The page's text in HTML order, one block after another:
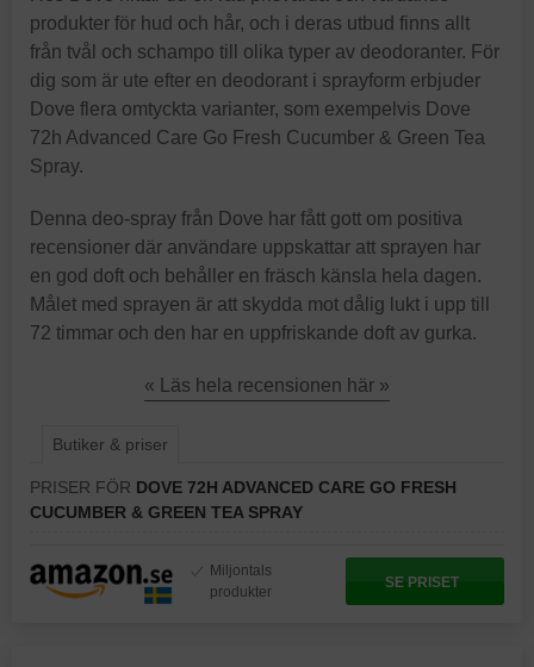
produkter för hud och hår, och i deras utbud finns allt
från tvål och schampo till olika typer av deodoranter. För
dig som är ute efter en deodorant i sprayform erbjuder
Dove flera omtyckta varianter, som exempelvis Dove
72h Advanced Care Go Fresh Cucumber & Green Tea
Spray.
Denna deo-spray från Dove har fått gott om positiva
recensioner där användare uppskattar att sprayen har
en god doft och behåller en fräsch känsla hela dagen.
Målet med sprayen är att skydda mot dålig lukt i upp till
72 timmar och den har en uppfriskande doft av gurka.
« Läs hela recensionen här »
Butiker & priser
PRISER FÖR DOVE 72H ADVANCED CARE GO FRESH
CUCUMBER & GREEN TEA SPRAY
Miljontals
produkter
SE PRISET